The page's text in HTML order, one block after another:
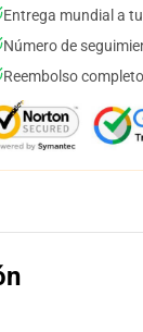
Entrega mundial a
Número de
Reembolso